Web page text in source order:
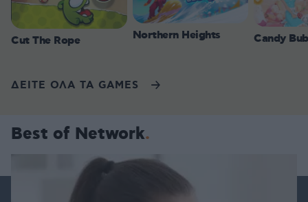
Cut The Rope Northern Heights Candy
ΔΕΙΤΕ ΟΛΑ ΤΑ GAMES
Best of Network